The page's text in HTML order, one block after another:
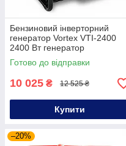
Бензиновий інверторний
генератор Vortex VTI-2400
2400 Вт генератор
інверторний генератор для
дому
Готово до відправки
10 025 ₴ 12 525 ₴
Купити
–20%